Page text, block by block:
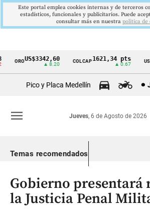
Cintillo
Colombia
OROUS$3342,60
▲ 8.20
COLCAP1621,34 pts
▲ 0.67
Pico y Placa Medellín
Jueves, 6 de Agosto de 2026
menu
Temas recomendados
Gobierno presentará
la Justicia Penal
Este portal emplea cookies internas y de terceros
estadísticos, funcionales y publicitarios. Puede
consultar más en nuestra politica de